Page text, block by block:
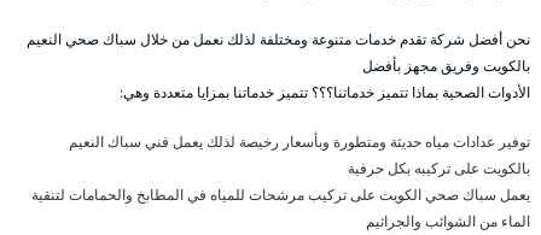
نحن أفضل شركة تقدم خدمات متنوعة ومختلفة لذلك نعمل من خلال سباك صحي النعيم
بالكويت وفريق مجهز بأفضل
الأدوات الصحية بماذا تتميز خدماتنا؟؟؟ تتميز خدماتنا بمزايا متعددة وهي:
توفير عدادات مياه حديثة ومتطورة وبأسعار رخيصة لذلك يعمل فني سباك النعيم
بالكويت على تركيبه بكل حرفية
يعمل سباك صحي الكويت على تركيب مرشحات للمياه في المطابخ والحمامات لتنقية
الماء من الشوائب والجراثيم